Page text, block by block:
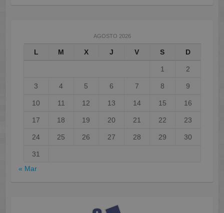
AGOSTO 2026
L M X J V S D
1 2
3 4 5 6 7 8 9
10 11 12 13 14 15 16
17 18 19 20 21 22 23
24 25 26 27 28 29 30
31
« Mar